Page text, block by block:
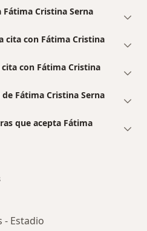
Fátima Cristina Serna
cita con Fátima Cristina
con Fátima Cristina
Fátima Cristina Serna
que acepta Fátima
- Estadio